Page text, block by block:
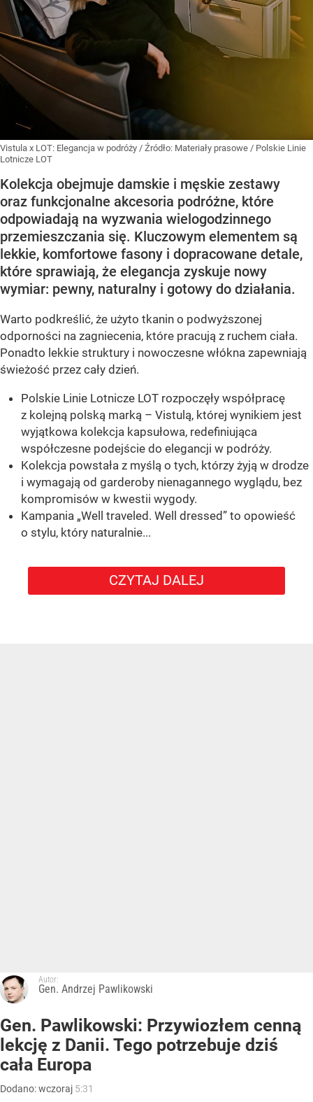
Vistula x LOT: Elegancja w podróży / Źródło: Materiały prasowe / Polskie Linie
Lotnicze LOT
Kolekcja obejmuje damskie i męskie zestawy
oraz funkcjonalne akcesoria podróżne, które
odpowiadają na wyzwania wielogodzinnego
przemieszczania się. Kluczowym elementem są
lekkie, komfortowe fasony i dopracowane detale,
które sprawiają, że elegancja zyskuje nowy
wymiar: pewny, naturalny i gotowy do działania.
Warto podkreślić, że użyto tkanin o podwyższonej
odporności na zagniecenia, które pracują z ruchem ciała.
Ponadto lekkie struktury i nowoczesne włókna zapewniają
świeżość przez cały dzień.
Polskie Linie Lotnicze LOT rozpoczęły współpracę
z kolejną polską marką – Vistulą, której wynikiem jest
wyjątkowa kolekcja kapsułowa, redefiniująca
współczesne podejście do elegancji w podróży.
Kolekcja powstała z myślą o tych, którzy żyją w drodze
i wymagają od garderoby nienagannego wyglądu, bez
kompromisów w kwestii wygody.
Kampania „Well traveled. Well dressed” to opowieść
o stylu, który naturalnie...
CZYTAJ DALEJ
Autor:
Gen. Andrzej Pawlikowski
Gen. Pawlikowski: Przywiozłem cenną
lekcję z Danii. Tego potrzebuje dziś
cała Europa
Dodano:wczoraj 5:31